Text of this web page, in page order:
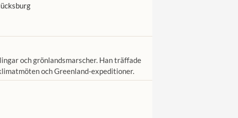
och grönlandsmarscher. Han träffade
och Greenland-expeditioner.